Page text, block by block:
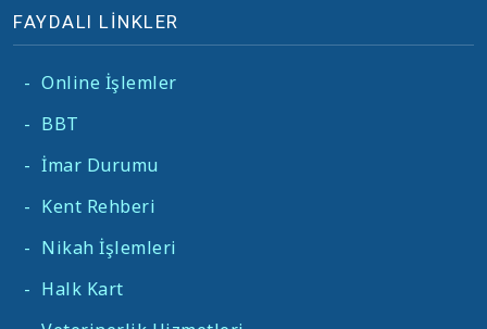
FAYDALI LİNKLER
- Online İşlemler
- BBT
- İmar Durumu
- Kent Rehberi
- Nikah İşlemleri
- Halk Kart